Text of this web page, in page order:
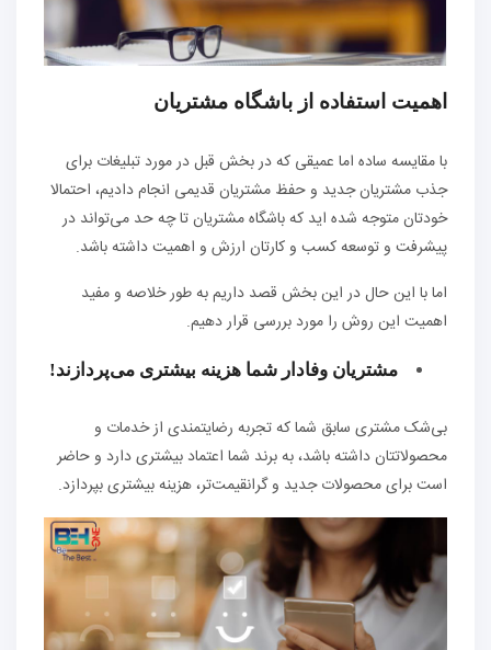
اهمیت استفاده از باشگاه مشتریان
با مقایسه ساده اما عمیقی که در بخش قبل در مورد تبلیغات برای
جذب مشتریان جدید و حفظ مشتریان قدیمی انجام دادیم، احتمالا
خودتان متوجه شده ‌اید که باشگاه مشتریان تا چه حد می‌تواند در
پیشرفت و توسعه کسب و کارتان ارزش و اهمیت داشته باشد.
اما با این حال در این بخش قصد داریم به طور خلاصه و مفید
اهمیت این روش را مورد بررسی قرار دهیم.
مشتریان وفادار شما هزینه بیشتری می‌پردازند!
بی‌شک مشتری سابق شما که تجربه رضایتمندی از خدمات و
محصولاتتان داشته باشد، به برند شما اعتماد بیشتری دارد و حاضر
است برای محصولات جدید و گرانقیمت‌تر، هزینه بیشتری بپردازد.